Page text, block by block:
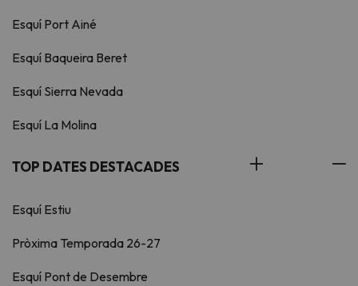
Esquí Port Ainé
Esquí Baqueira Beret
Esquí Sierra Nevada
Esquí La Molina
TOP DATES DESTACADES
Esquí Estiu
Pròxima Temporada 26-27
Esquí Pont de Desembre